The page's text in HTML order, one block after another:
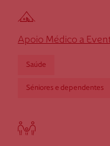
Cruz
8600-698 Lagos
282 760 611
Apoio Médico a
Saúde
Séniores e dependentes